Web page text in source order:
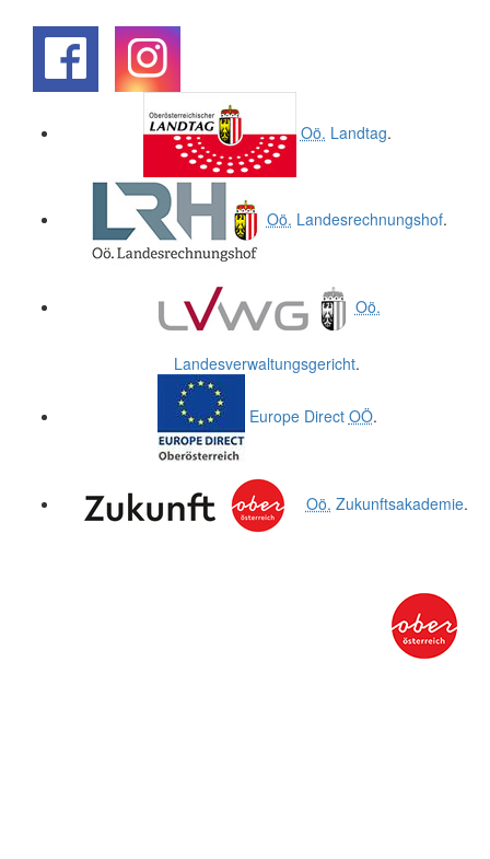
Oö. Landtag.
Oö. Landesrechnungshof.
Oö.
Landesverwaltungsgericht.
Europe Direct OÖ.
Oö. Zukunftsakademie.